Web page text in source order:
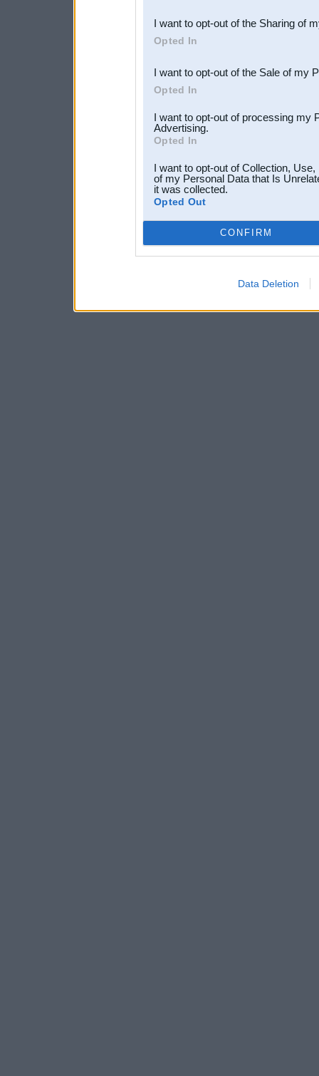
Downstream Participants
third parties.
I want to opt-out of the Sharing of
Opted In
I want to opt-out of the Sale of my
Opted In
I want to opt-out of processing my
Advertising.
Opted In
I want to opt-out of Collection,
of my Personal Data that Is
it was collected.
Opted Out
CONFIRM
Data Deletion